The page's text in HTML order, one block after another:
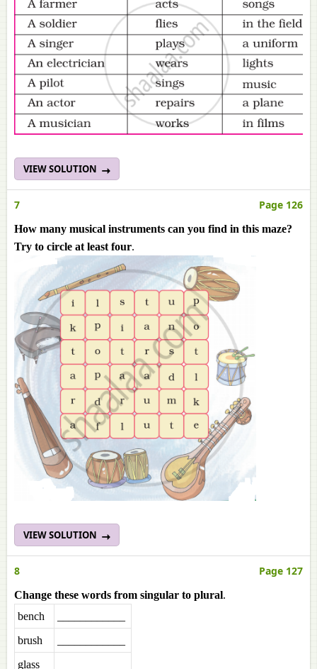
VIEW SOLUTION
7 Page 126
How many musical instruments can you find in this maze?
Try to circle at least four.
VIEW SOLUTION
8 Page 127
Change these words from singular to plural.
bench
brush
glass